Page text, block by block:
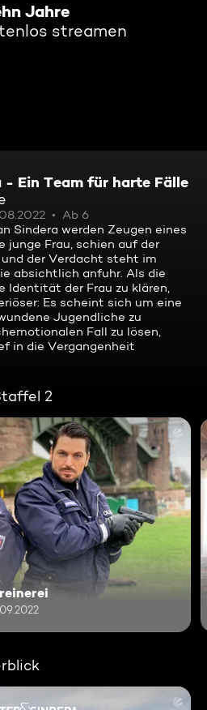
Jahre
streamen
- Ein Team für harte Fälle
Ab 6
Sindera werden Zeugen eines
junge Frau, schien auf der
der Verdacht steht im
absichtlich anfuhr. Als die
Identität der Frau zu klären,
Es scheint sich um eine
Jugendliche zu
Fall zu lösen,
in die Vergangenheit
2